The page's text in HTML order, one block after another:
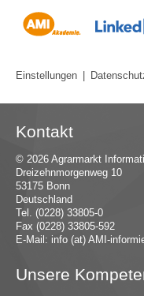
Einstellungen |
Kontakt
© 2026 Agrarmarkt
Dreizehnmorgenweg 10
53175 Bonn
Deutschland
Tel. (0228) 33805-0
Fax (0228) 33805-592
E-Mail: info (at) AMI-inf
Unsere